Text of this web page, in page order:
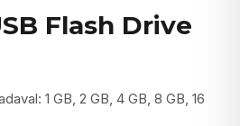
Flash Drive
1 GB, 2 GB, 4 GB, 8 GB, 16